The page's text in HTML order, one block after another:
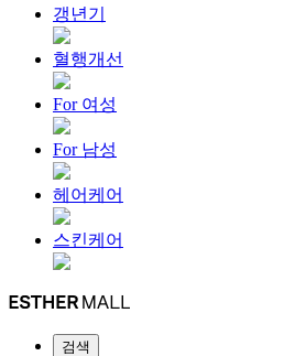
갱년기
혈행개선
For 여성
For 남성
헤어케어
스킨케어
검색